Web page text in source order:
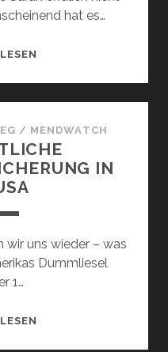
hat es…
/ MENDWATCH
IN
wir uns wieder – was
Dummliesel
1…